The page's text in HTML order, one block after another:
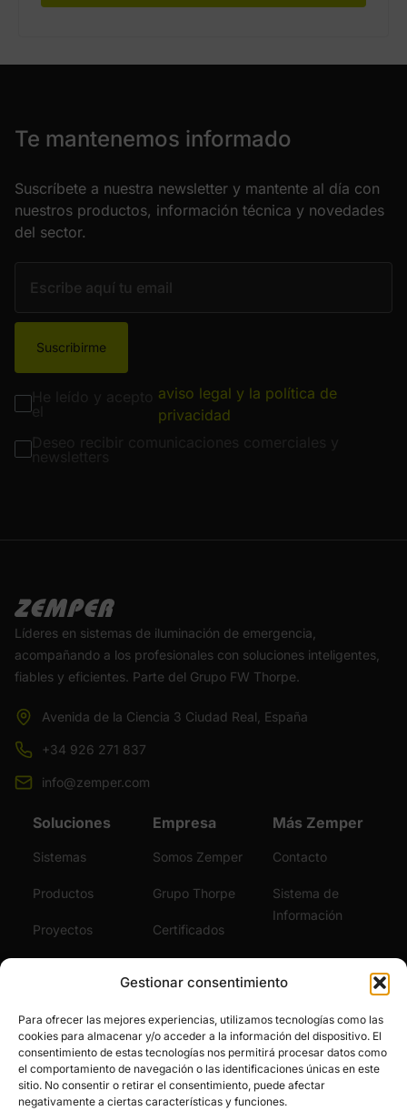
Gestionar consentimiento
Para ofrecer las mejores experiencias, utilizamos tecnologías como las
cookies para almacenar y/o acceder a la información del dispositivo. El
consentimiento de estas tecnologías nos permitirá procesar datos como
el comportamiento de navegación o las identificaciones únicas en este
sitio. No consentir o retirar el consentimiento, puede afectar
negativamente a ciertas características y funciones.
Te mantenemos informado
Suscríbete a nuestra newsletter y mantente al día con
nuestros productos, información técnica y novedades
del sector.
Suscribirme
aviso legal y la política de
privacidad
Líderes en sistemas de iluminación de emergencia,
acompañando a los profesionales con soluciones inteligentes,
fiables y eficientes. Parte del Grupo FW Thorpe.
Avenida de la Ciencia 3 Ciudad Real, España
+34 926 271 837
info@zemper.com
Soluciones
Sistemas
Productos
Proyectos
Empresa
Somos Zemper
Grupo Thorpe
Certificados
Únete al Equipo
Más Zemper
Contacto
Sistema de
Información